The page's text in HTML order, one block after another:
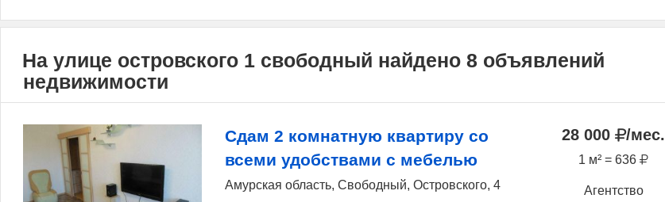
На улице островского 1 свободный найдено 8 объявлений
недвижимости
Сдам 2 комнатную квартиру со
всеми удобствами с мебелью
Амурская область, Свободный, Островского, 4
28 000 /мес.
1 м² = 636
Агентство